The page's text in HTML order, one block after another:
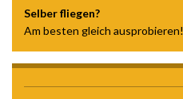
Selber fliegen?
Am besten gleich ausprobieren!